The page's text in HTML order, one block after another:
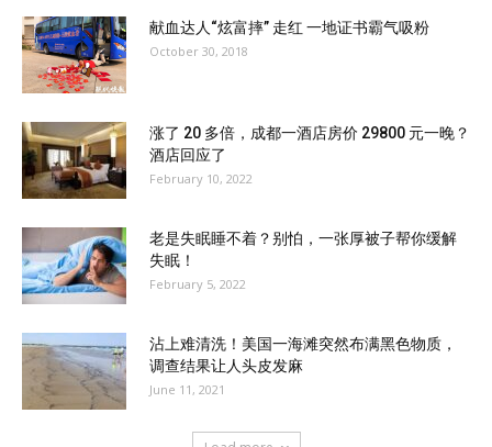
献血达人“炫富摔” 走红 一地证书霸气吸粉
October 30, 2018
涨了 20 多倍，成都一酒店房价 29800 元一晚？
酒店回应了
February 10, 2022
老是失眠睡不着？别怕，一张厚被子帮你缓解
失眠！
February 5, 2022
沾上难清洗！美国一海滩突然布满黑色物质，
调查结果让人头皮发麻
June 11, 2021